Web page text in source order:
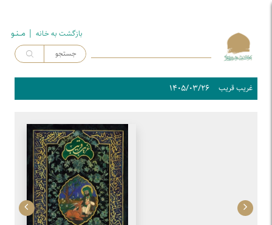
بازگشت به خـانه | مــنـو
غریب قریب ۱۴۰۵/۰۳/۲۶